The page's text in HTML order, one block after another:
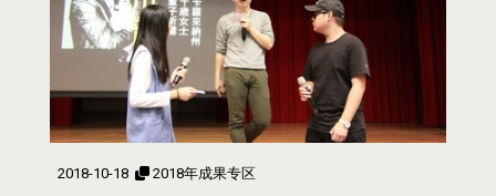
2018-10-18 2018年成果专区